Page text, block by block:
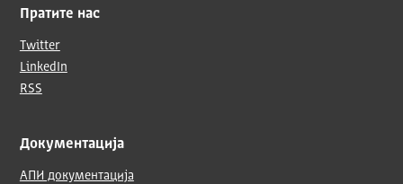
Пратите нас
Twitter
LinkedIn
RSS
Документација
АПИ документација